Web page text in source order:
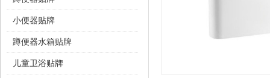
小便器贴牌
蹲便器水箱贴牌
儿童卫浴贴牌